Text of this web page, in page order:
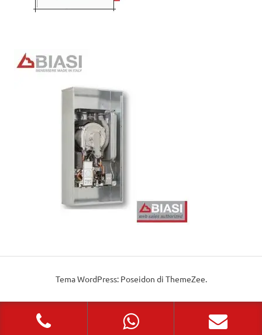
Tema WordPress: Poseidon di ThemeZee.